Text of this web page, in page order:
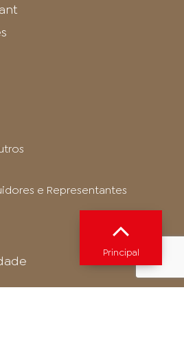
e Representantes
Principal